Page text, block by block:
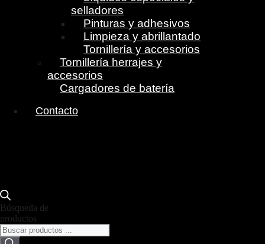
selladores
Pinturas y adhesivos
Limpieza y abrillantado
Tornillería y accesorios
Tornillería herrajes y
accesorios
Cargadores de batería
Contacto
Búsqueda de
productos